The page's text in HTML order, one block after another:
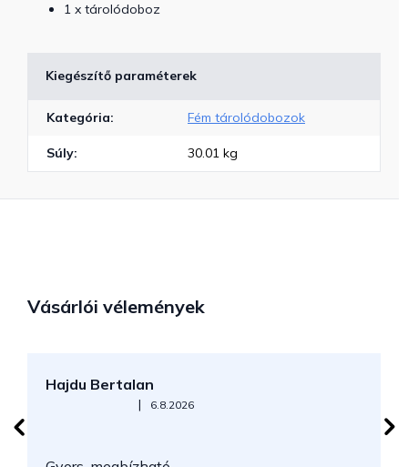
1 x tárolódoboz
Kiegészítő paraméterek
Kategória: Fém tárolódobozok
Súly: 30.01 kg
Vásárlói vélemények
Hajdu Bertalan
Az áruház értékelése 5-ből 5 csillag.
| 6.8.2026